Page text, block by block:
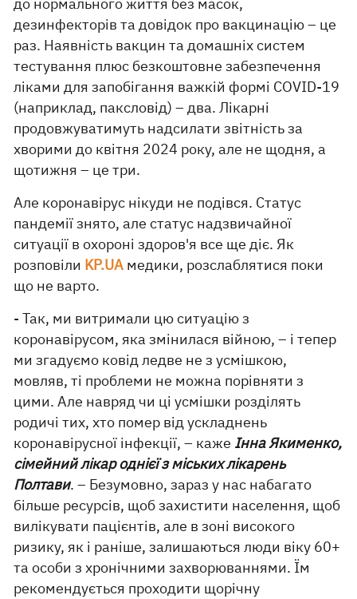
дезинфекторів та довідок про вакцинацію – це
раз. Наявність вакцин та домашніх систем
тестування плюс безкоштовне забезпечення
ліками для запобігання важкій формі COVID-19
(наприклад, паксловід) – два. Лікарні
продовжуватимуть надсилати звітність за
хворими до квітня 2024 року, але не щодня, а
щотижня – це три.
Але коронавірус нікуди не подівся. Статус
пандемії знято, але статус надзвичайної
ситуації в охороні здоров'я все ще діє. Як
розповіли KP.UA медики, розслаблятися поки
що не варто.
- Так, ми витримали цю ситуацію з
коронавірусом, яка змінилася війною, – і тепер
ми згадуємо ковід ледве не з усмішкою,
мовляв, ті проблеми не можна порівняти з
цими. Але навряд чи ці усмішки розділять
родичі тих, хто помер від ускладнень
коронавірусної інфекції, – каже Інна Якименко,
сімейний лікар однієї з міських лікарень
Полтави. – Безумовно, зараз у нас набагато
більше ресурсів, щоб захистити населення, щоб
вилікувати пацієнтів, але в зоні високого
ризику, як і раніше, залишаються люди віку 60+
та особи з хронічними захворюваннями. Їм
рекомендується проходити щорічну